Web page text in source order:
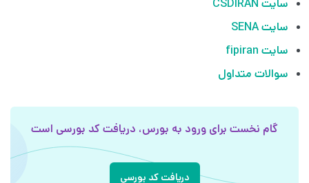
سایت‌ CSDIRAN
سایت‌ SENA
سایت‌ fipiran
سوالات متداول
گام نخست برای ورود به بورس، دریافت کد بورسی است
دریافت کد بورسی